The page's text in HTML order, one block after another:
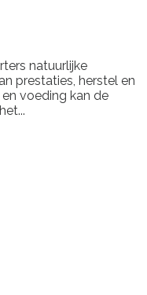
natuurlijke
prestaties, herstel en
voeding kan de